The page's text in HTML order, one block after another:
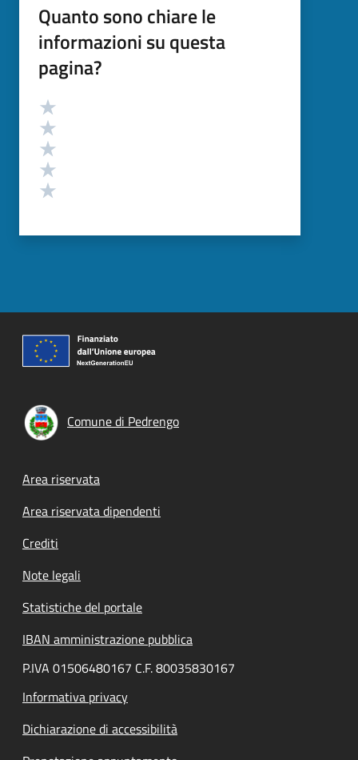
Quanto sono chiare le
informazioni su questa
pagina?
Valutazione
Comune di Pedrengo
Footer menu
Area riservata
Area riservata dipendenti
Crediti
Note legali
Statistiche del portale
IBAN amministrazione pubblica
P.IVA 01506480167 C.F. 80035830167
Informativa privacy
Dichiarazione di accessibilità